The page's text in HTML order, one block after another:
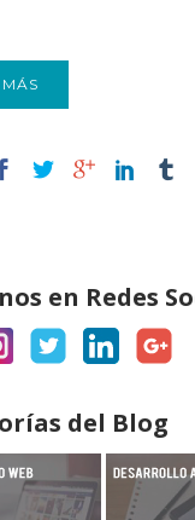
en Redes
del Blog